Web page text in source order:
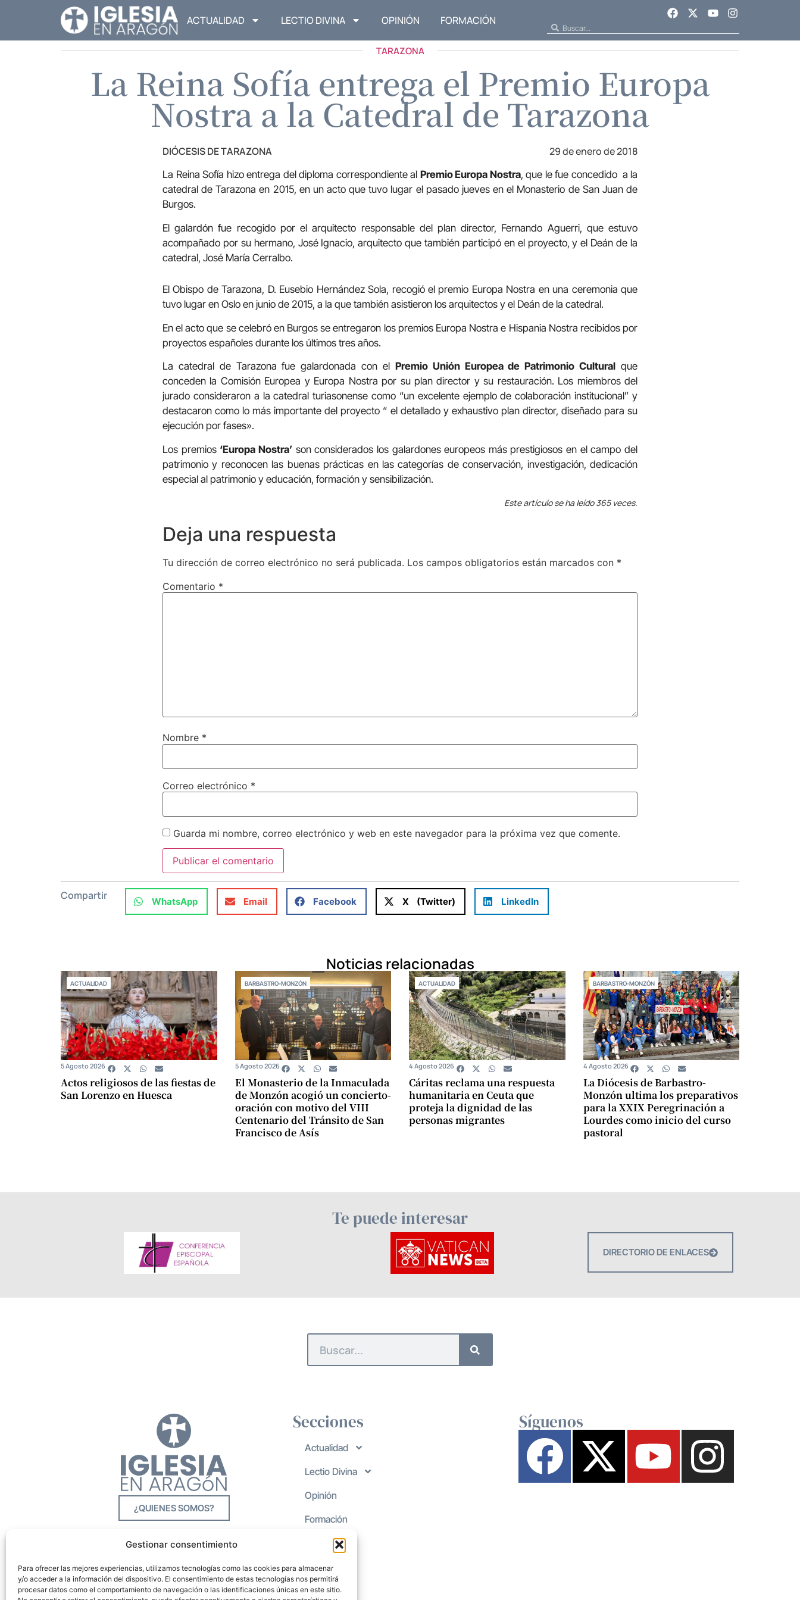
Gestionar consentimiento
Para ofrecer las mejores experiencias, utilizamos tecnologías como las cookies para almacenar
y/o acceder a la información del dispositivo. El consentimiento de estas tecnologías nos permitirá
procesar datos como el comportamiento de navegación o las identificaciones únicas en este sitio.
ACTUALIDAD LECTIO DIVINA OPINIÓN FORMACIÓN
TARAZONA
La Reina Sofía entrega el Premio Europa
Nostra a la Catedral de Tarazona
DIÓCESIS DE TARAZONA 29 de enero de 2018
La Reina Sofía hizo entrega del diploma correspondiente al Premio Europa Nostra, que le fue concedido a la
catedral de Tarazona en 2015, en un acto que tuvo lugar el pasado jueves en el Monasterio de San Juan de
Burgos.
El galardón fue recogido por el arquitecto responsable del plan director, Fernando Aguerri, que estuvo
acompañado por su hermano, José Ignacio, arquitecto que también participó en el proyecto, y el Deán de la
catedral, José María Cerralbo.
El Obispo de Tarazona, D. Eusebio Hernández Sola, recogió el premio Europa Nostra en una ceremonia que
tuvo lugar en Oslo en junio de 2015, a la que también asistieron los arquitectos y el Deán de la catedral.
En el acto que se celebró en Burgos se entregaron los premios Europa Nostra e Hispania Nostra recibidos por
proyectos españoles durante los últimos tres años.
La catedral de Tarazona fue galardonada con el Premio Unión Europea de Patrimonio Cultural que
conceden la Comisión Europea y Europa Nostra por su plan director y su restauración. Los miembros del
jurado consideraron a la catedral turiasonense como “un excelente ejemplo de colaboración institucional” y
destacaron como lo más importante del proyecto “ el detallado y exhaustivo plan director, diseñado para su
ejecución por fases».
Los premios ‘Europa Nostra’son considerados los galardones europeos más prestigiosos en el campo del
patrimonio y reconocen las buenas prácticas en las categorías de conservación, investigación, dedicación
especial al patrimonio y educación, formación y sensibilización.
Este artículo se ha leído 365 veces.
Deja una respuesta
Tu dirección de correo electrónico no será publicada. Los campos obligatorios están marcados con *
Comentario *
Nombre *
Correo electrónico *
Guarda mi nombre, correo electrónico y web en este navegador para la próxima vez que comente.
Compartir WhatsApp Email Facebook X (Twitter) LinkedIn
Noticias relacionadas
ACTUALIDAD
Actos religiosos de las fiestas de
San Lorenzo en Huesca
5 Agosto 2026
BARBASTRO-MONZÓN
El Monasterio de la Inmaculada
de Monzón acogió un concierto-
oración con motivo del VIII
Centenario del Tránsito de San
Francisco de Asís
5 Agosto 2026
ACTUALIDAD
Cáritas reclama una respuesta
humanitaria en Ceuta que
proteja la dignidad de las
personas migrantes
4 Agosto 2026
BARBASTRO-MONZÓN
La Diócesis de Barbastro-
Monzón ultima los preparativos
para la XXIX Peregrinación a
Lourdes como inicio del curso
pastoral
4 Agosto 2026
Te puede interesar
DIRECTORIO DE ENLACES
¿QUIENES SOMOS?
Secciones
Actualidad
Lectio Divina
Opinión
Formación
Síguenos